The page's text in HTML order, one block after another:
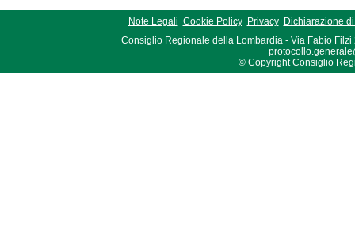
Note Legali Cookie Policy Privacy
Dichiarazione
Consiglio Regionale della Lombardia - Via Fabio Filzi
© Copyright Consiglio